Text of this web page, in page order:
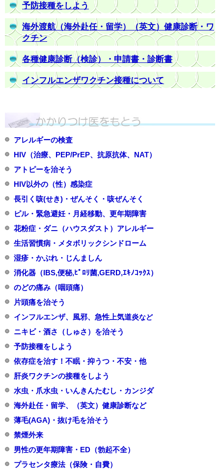
予防接種をしよう
海外渡航（海外赴任・留学）（英文）健康診断・ワ
クチン
各種健康診断（検診）・申請書・診断書
インフルエンザワクチン接種について
アレルギーの検査
HIV（治療、PEP/PrEP、抗原抗体、NAT）
アトピーを治そう
HIV以外の（性）感染症
長引く咳(せき)・ぜんそく・咳ぜんそく
ピル・緊急避妊・月経移動、更年期障害
花粉症・ダニ（ハウスダスト）アレルギー
生活習慣病・メタボリックシンドローム
湿疹・かぶれ・じんましん
消化器（IBS,便秘,ﾋﾟﾛﾘ菌,GERD,ｴｷﾉｺｯｸｽ）
のどの痛み（咽頭痛）
片頭痛を治そう
インフルエンザ、風邪、急性上気道炎など
ニキビ・酒さ（しゅさ）を治そう
予防接種をしよう
依存症を治す！不眠・抑うつ・不安・他
肝炎ワクチンの接種をしよう
水虫・爪水虫・いんきんたむし・カンジダ
海外赴任・留学、（英文）健康診断など
薄毛(AGA)・抜け毛を治そう
禁煙外来
男性の更年期障害・ED（勃起不全）
プラセンタ療法（保険・自費）